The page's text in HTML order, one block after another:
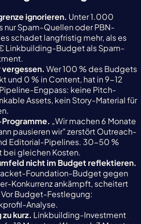
ignorieren. Unter 1.000
Spam-Quellen oder PBN-
schadet langfristig mehr, als es
Linkbuilding-Budget als Spam-
Wer 100 % des Budgets
und 0 % in Content, hat in 9-12
Engpass: keine Pitch-
Assets, kein Story-Material für
„Wir machen 6 Monate
pausieren wir" zerstört Outreach-
Editorial-Pipelines. 30-50 %
gleichen Kosten.
nicht im Budget reflektieren.
Foundation-Budget gegen
Konkurrenz ankämpft, scheitert
Budget-Festlegung:
Analyse.
kurz. Linkbuilding-Investment